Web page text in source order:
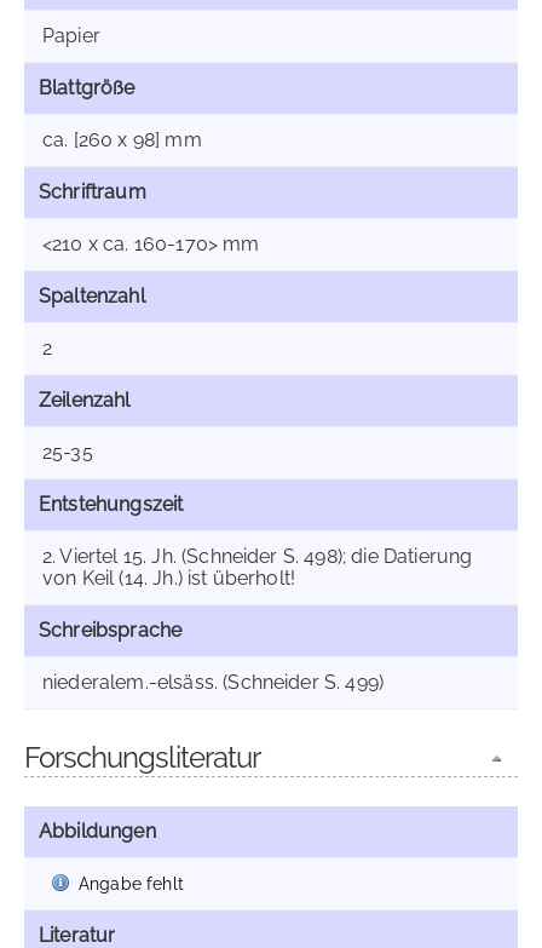
Papier
Blattgröße
ca. [260 x 98] mm
Schriftraum
<210 x ca. 160-170> mm
Spaltenzahl
2
Zeilenzahl
25-35
Entstehungszeit
2. Viertel 15. Jh. (Schneider S. 498); die Datierung
von Keil (14. Jh.) ist überholt!
Schreibsprache
niederalem.-elsäss. (Schneider S. 499)
Forschungsliteratur
Abbildungen
Angabe fehlt
Literatur